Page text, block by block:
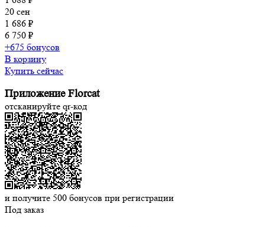
20 сен
1 686 ₽
6 750 ₽
+675 бонусов
В корзину
Купить сейчас
Приложение Florcat
отсканируйте qr-код
и получите 500 бонусов при регистрации
Под заказ